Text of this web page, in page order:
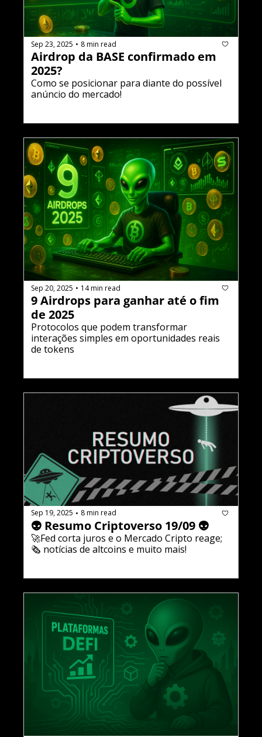
Sep 23, 2025 • 8 min read
Airdrop da BASE confirmado em
2025?
Como se posicionar para diante do possível
anúncio do mercado!
Sep 20, 2025 • 14 min read
9 Airdrops para ganhar até o fim
de 2025
Protocolos que podem transformar
interações simples em oportunidades reais
de tokens
Sep 19, 2025 • 8 min read
👽 Resumo Criptoverso 19/09 👽
🚀Fed corta juros e o Mercado Cripto reage;
🗞️ notícias de altcoins e muito mais!